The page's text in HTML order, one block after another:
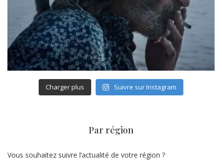
Charger plus Suivre sur Instagram
Par région
Vous souhaitez suivre l’actualité de votre région ?